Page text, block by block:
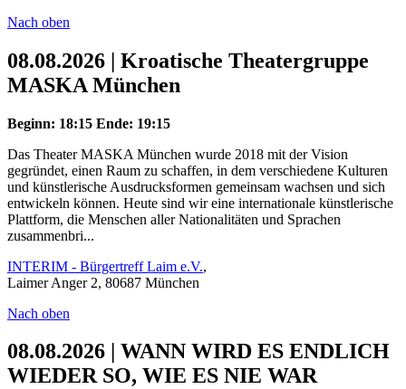
Nach oben
08.08.2026 | Kroatische Theatergruppe
MASKA München
Beginn: 18:15 Ende: 19:15
Das Theater MASKA München wurde 2018 mit der Vision
gegründet, einen Raum zu schaffen, in dem verschiedene Kulturen
und künstlerische Ausdrucksformen gemeinsam wachsen und sich
entwickeln können. Heute sind wir eine internationale künstlerische
Plattform, die Menschen aller Nationalitäten und Sprachen
zusammenbri...
INTERIM - Bürgertreff Laim e.V.,
Laimer Anger 2, 80687 München
Nach oben
08.08.2026 | WANN WIRD ES ENDLICH
WIEDER SO, WIE ES NIE WAR